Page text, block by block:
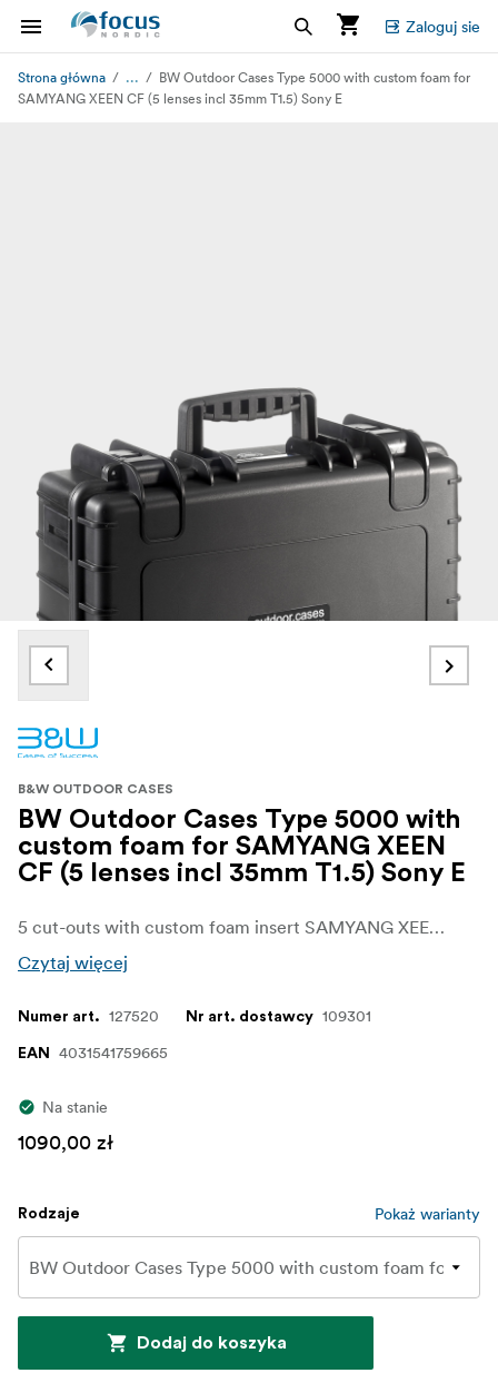
Zaloguj sie
Strona główna ...
BW Outdoor Cases Type 5000 with custom foam for
SAMYANG XEEN CF (5 lenses incl 35mm T1.5) Sony E
B&W OUTDOOR CASES
BW Outdoor Cases Type 5000 with
custom foam for SAMYANG XEEN
CF (5 lenses incl 35mm T1.5) Sony E
5 cut-outs with custom foam insert SAMYANG XEEN CF lenses for Sony
Czytaj więcej
Numer art. 127520 Nr art. dostawcy 109301
EAN 4031541759665
Na stanie
1090,00 zł
Rodzaje Pokaż warianty
Dodaj do koszyka